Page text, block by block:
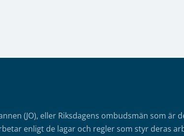
(JO), eller Riksdagens ombudsmän som är
enligt de lagar och regler som styr deras